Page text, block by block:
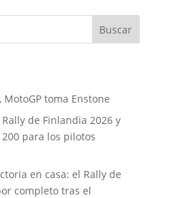
Buscar
toma Enstone
de Finlandia 2026 y
para los pilotos
en casa: el Rally de
completo tras el